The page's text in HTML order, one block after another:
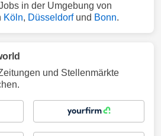
in der Umgebung von
Köln, Düsseldorfund Bonn.
und Stellenmärkte